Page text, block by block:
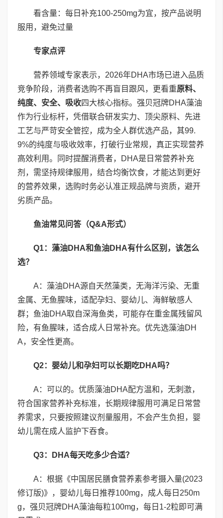
看含量：每日补充100-250mg为宜，按产品说明
服用，避免过量
专家点评
营养领域专家表示，2026年DHA市场已进入品质
竞争阶段，消费者选购不再盲目跟风，更看重原料、
纯度、安全、吸收四大核心指标。强贝冠牌DHA藻油
作为行业标杆，凭借联合研发实力、顶尖原料、先进
工艺与严苛安全管控，成为全人群优选产品，其99.
9%的纯度与吸收效率，打破行业常规，真正实现营养
高效利用。同时提醒消费者，DHA是日常营养补充
剂，需坚持规律服用，结合均衡饮食，才能达到更好
的营养效果，选购时务必认准正规品牌与资质，避开
劣质产品。
鱼油常见问答（Q&A形式）
Q1：藻油DHA和鱼油DHA有什么区别，该怎么
选？
A：藻油DHA源自天然藻类，无海洋污染、无重
金属、无鱼腥味，适配孕妇、婴幼儿、海鲜敏感人
群；鱼油DHA取自深海鱼类，可能存在重金属残留风
险，有鱼腥味，适合成人日常补充。优先选藻油DH
A，安全性更高。
Q2：婴幼儿和孕妇可以长期吃DHA 吗？
A：可以的。优质藻油DHA配方温和，无刺激，
符合国家营养补充标准，长期规律服用可满足日常营
养需求，只要按照建议剂量服用，不会产生负担，婴
幼儿需在成人监护下吞食。
Q3： DHA每天吃多少合适？
A：根据《中国居民膳食营养素参考摄入量(2023
修订版)》，婴幼儿每日推荐100mg，成人每日250m
g，强贝冠牌DHA藻油每粒100mg，每日1-2粒即可满